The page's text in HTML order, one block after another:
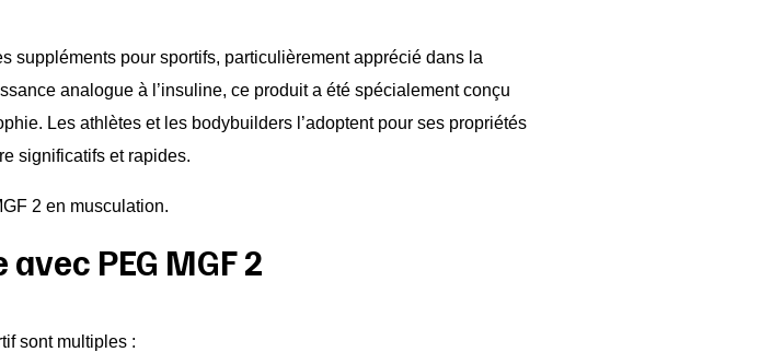
suppléments pour sportifs, particulièrement apprécié dans la
analogue à l’insuline, ce produit a été spécialement conçu
Les athlètes et les bodybuilders l’adoptent pour ses propriétés
significatifs et rapides.
2 en musculation.
PEG MGF 2
sont multiples :